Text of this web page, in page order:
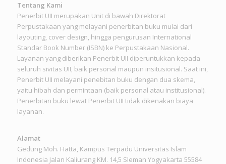
Tentang Kami
Penerbit UII merupakan Unit di bawah Direktorat
Perpustakaan yang melayani penerbitan buku mulai dari
layouting, cover design, hingga pengurusan International
Standar Book Number (ISBN) ke Perpustakaan Nasional.
Layanan yang diberikan Penerbit UII diperuntukkan kepada
seluruh sivitas UII, baik personal maupun insitusional. Saat ini,
Penerbit UII melayani penebitan buku dengan dua skema,
yaitu hibah dan permintaan (baik personal atau institusional).
Penerbitan buku lewat Penerbit UII tidak dikenakan biaya
layanan.
Alamat
Gedung Moh. Hatta, Kampus Terpadu Universitas Islam
Indonesia Jalan Kaliurang KM. 14,5 Sleman Yogyakarta 55584